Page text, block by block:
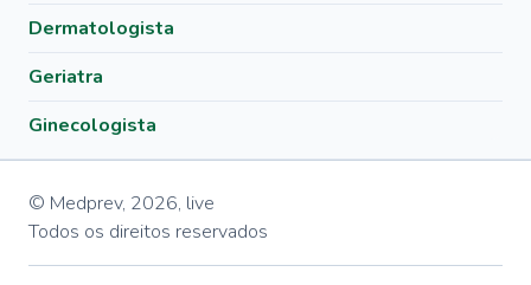
Dermatologista
Geriatra
Ginecologista
© Medprev, 2026, live
Todos os direitos reservados